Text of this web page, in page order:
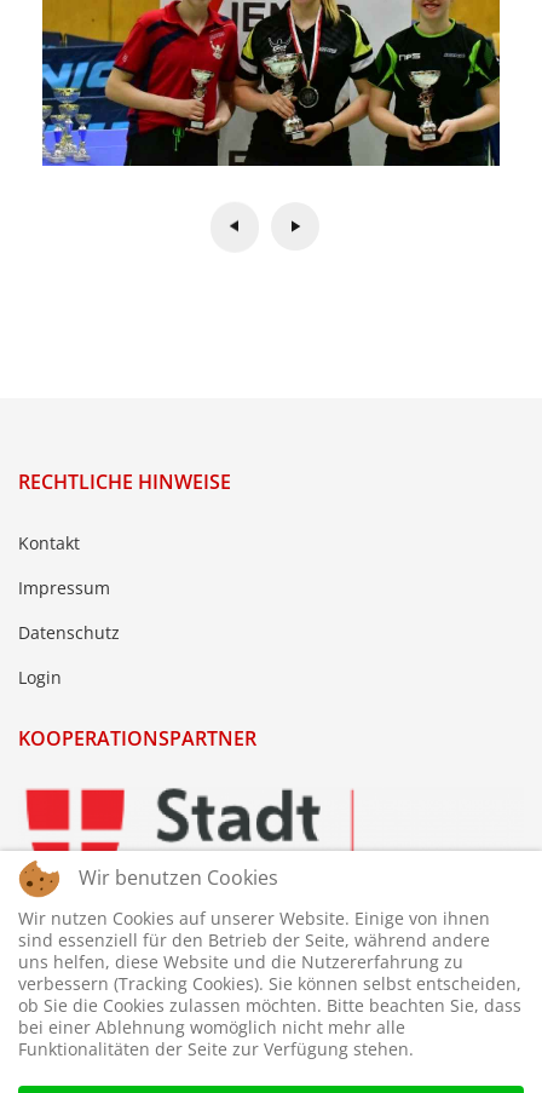
RECHTLICHE HINWEISE
Kontakt
Impressum
Datenschutz
Login
KOOPERATIONSPARTNER
Wir benutzen Cookies
Wir nutzen Cookies auf unserer Website. Einige von ihnen
sind essenziell für den Betrieb der Seite, während andere
uns helfen, diese Website und die Nutzererfahrung zu
verbessern (Tracking Cookies). Sie können selbst entscheiden,
ob Sie die Cookies zulassen möchten. Bitte beachten Sie, dass
bei einer Ablehnung womöglich nicht mehr alle
Funktionalitäten der Seite zur Verfügung stehen.